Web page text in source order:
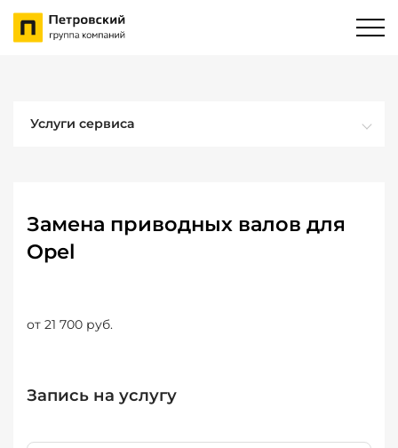
Услуги сервиса
Замена приводных валов для
Opel
от 21 700 руб.
Запись на услугу